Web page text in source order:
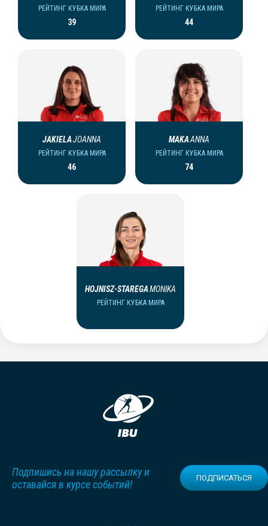
РЕЙТИНГ КУБКА МИРА
39
РЕЙТИНГ КУБКА МИРА
44
JAKIELAJOANNA
РЕЙТИНГ КУБКА МИРА
46
MAKAANNA
РЕЙТИНГ КУБКА МИРА
74
HOJNISZ-STAREGAMONIKA
РЕЙТИНГ КУБКА МИРА
Подпишись на нашу рассылку и
оставайся в курсе событий!
ПОДПИСАТЬСЯ